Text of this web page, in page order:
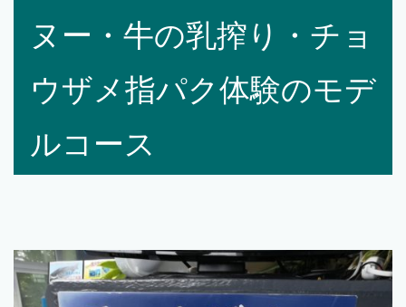
ヌー・牛の乳搾り・チョ
ウザメ指パク体験のモデ
ルコース